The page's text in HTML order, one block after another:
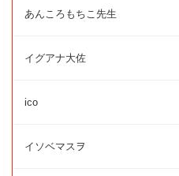
あんころもちこ先生
イグアナ大佐
ico
イソベマスヲ